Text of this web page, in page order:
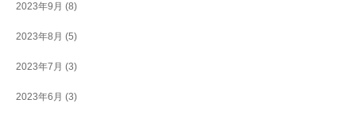
2023年9月 (8)
2023年8月 (5)
2023年7月 (3)
2023年6月 (3)